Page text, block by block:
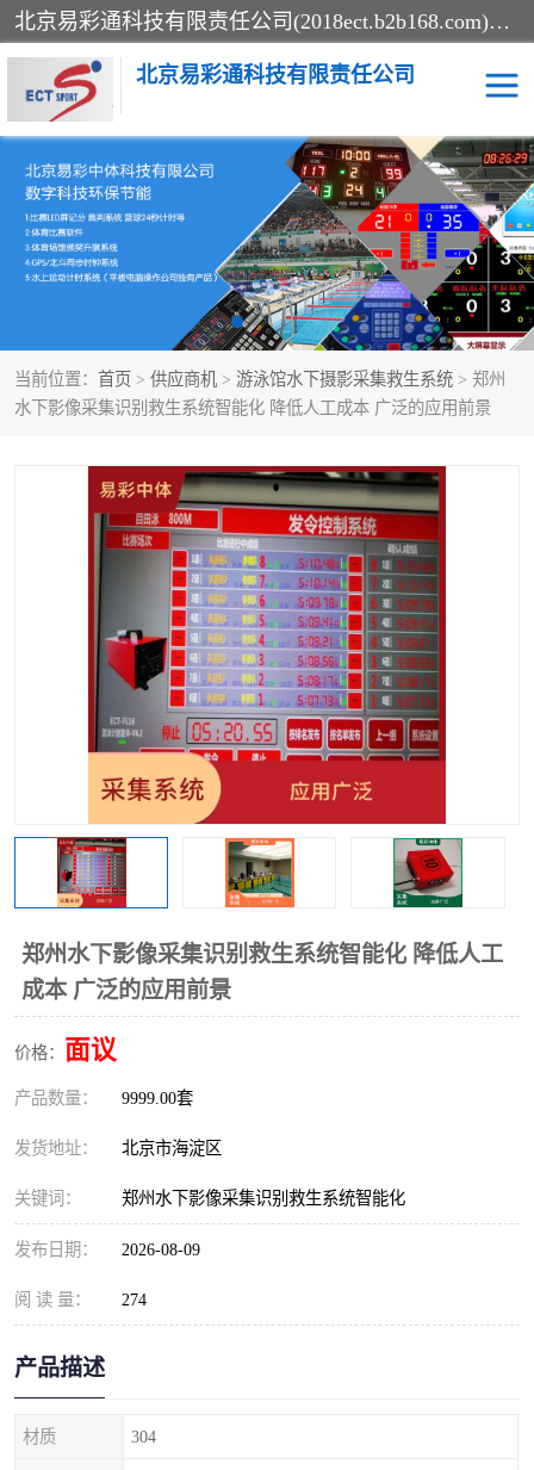
北京易彩通科技有限责任公司(2018ect.b2b168.com)主要提供陕西计时记分系统，全国统一热线：15611947915.北京易彩通科技有限责任公司有一支长期从事智能控制系统研发的高素质的队伍，具有嵌入式系统，视频系统、通信系统、网络系统，体育计时系统的知识和技能。强力打造体育比赛计时计分系统、智能升降旗系统、标准时钟系统、赛事编排及信息发布系统，为用户提供较新的，较廉价的，应用解决方案。
北京易彩通科技有限责任公司
当前位置： 首页 > 供应商机 > 游泳馆水下摄影采集救生系统 > 郑州
水下影像采集识别救生系统智能化 降低人工成本 广泛的应用前景
郑州水下影像采集识别救生系统智能化 降低人工
成本 广泛的应用前景
价格： 面议
产品数量： 9999.00套
发货地址： 北京市海淀区
关键词： 郑州水下影像采集识别救生系统智能化
发布日期： 2026-08-09
阅 读 量： 274
产品描述
材质 304
记分系统 游泳计时系统
智能颁奖旗系统 GPS同步时钟系统
计时计分及成绩处理系统 计时记分系统
体育场馆影像采集回放系 游泳馆水下摄影采集救生